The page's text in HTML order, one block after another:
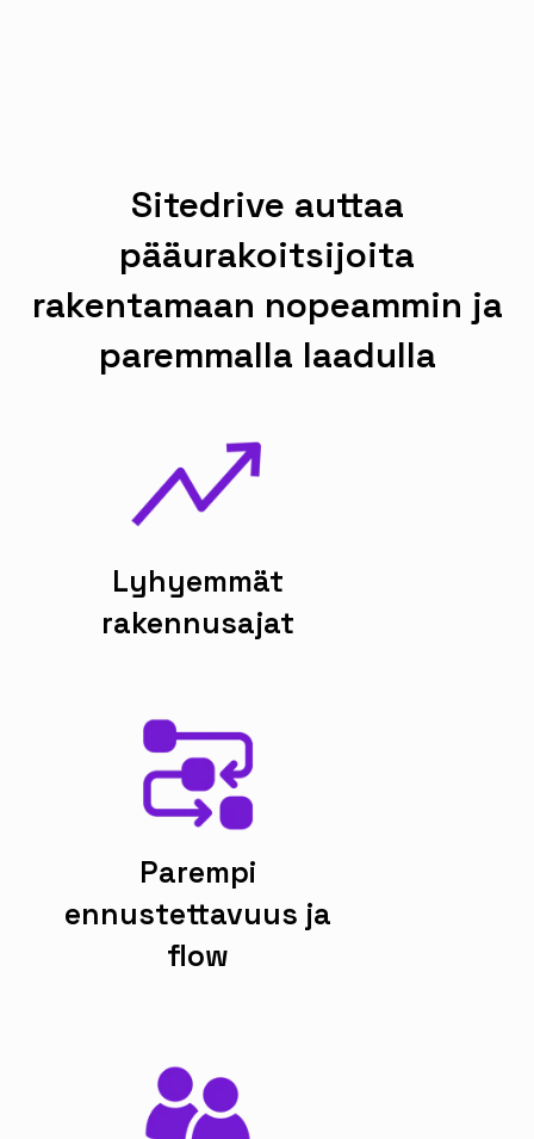
Sitedrive auttaa
pääurakoitsijoita
rakentamaan nopeammin ja
paremmalla laadulla
Lyhyemmät
rakennusajat
Parempi
ennustettavuus ja
flow